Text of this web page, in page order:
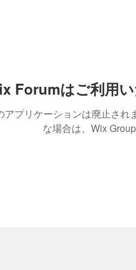
Forumはご利用
アプリケーションは廃止され
な場合は、Wix